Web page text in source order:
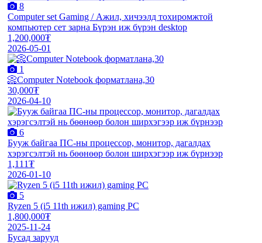
8
Computer set Gaming / Ажил, хичээлд тохиромжтой
компьютер сет зарна Бүрэн иж бүрэн desktop
1,200,000₮
2026-05-01
1
📀Computer Notebook форматлана,30
30,000₮
2026-04-10
6
Бууж байгаа ПС-ны процессор, монитор, дагалдах
хэрэгсэлтэй нь бөөнөөр болон ширхэгээр иж бүрнээр
1,111₮
2026-01-10
5
Ryzen 5 (i5 11th ижил) gaming PC
1,800,000₮
2025-11-24
Бусад зарууд